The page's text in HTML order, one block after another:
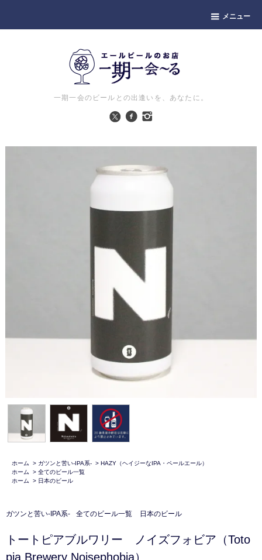
メニュー
一期一会のビールとの出逢いを、あなたに。
ホーム > ガツンと苦い-IPA系- > HAZY（ヘイジーなIPA・ペールエール）
ホーム
> 全てのビール一覧
ホーム
> 日本のビール
ガツンと苦い-IPA系- 全てのビール一覧 日本のビール
トートピアブルワリー ノイズフォビア（Toto
pia Brewery Noisephobia）